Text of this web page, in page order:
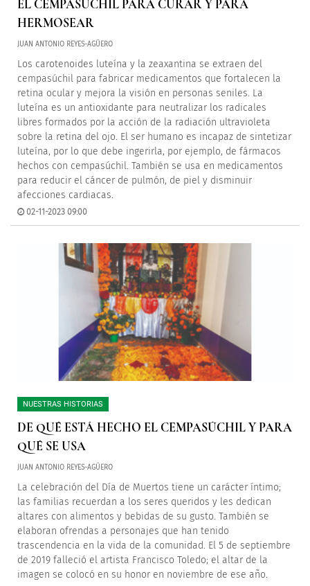
EL CEMPASÚCHIL PARA CURAR Y PARA
HERMOSEAR
JUAN ANTONIO REYES-AGÜERO
Los carotenoides luteína y la zeaxantina se extraen del
cempasúchil para fabricar medicamentos que fortalecen la
retina ocular y mejora la visión en personas seniles. La
luteína es un antioxidante para neutralizar los radicales
libres formados por la acción de la radiación ultravioleta
sobre la retina del ojo. El ser humano es incapaz de sintetizar
luteína, por lo que debe ingerirla, por ejemplo, de fármacos
hechos con cempasúchil. También se usa en medicamentos
para reducir el cáncer de pulmón, de piel y disminuir
afecciones cardiacas.
02-11-2023 09:00
NUESTRAS HISTORIAS
DE QUÉ ESTÁ HECHO EL CEMPASÚCHIL Y PARA
QUÉ SE USA
JUAN ANTONIO REYES-AGÜERO
La celebración del Día de Muertos tiene un carácter íntimo;
las familias recuerdan a los seres queridos y les dedican
altares con alimentos y bebidas de su gusto. También se
elaboran ofrendas a personajes que han tenido
trascendencia en la vida de la comunidad. El 5 de septiembre
de 2019 falleció el artista Francisco Toledo; el altar de la
imagen se colocó en su honor en noviembre de ese año.